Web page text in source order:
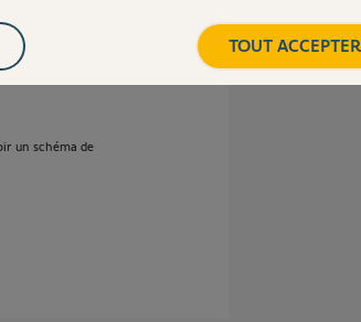
un schéma de
TOUT ACCEPTER